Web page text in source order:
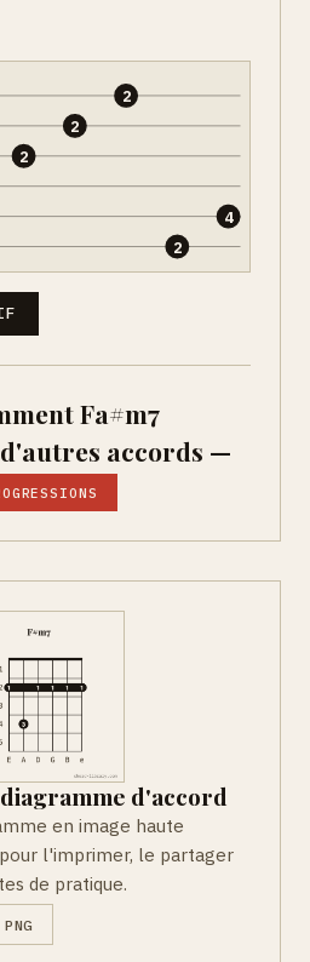
2
2
2
2
4
Fa#m7
accords —
d'accord
en image haute
l'imprimer, le partager
de pratique.